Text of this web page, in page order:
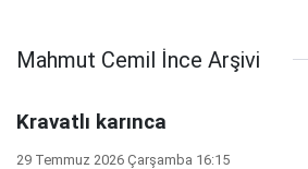
Mahmut Cemil İnce Arşivi
Kravatlı karınca
29 Temmuz 2026 Çarşamba 16:15